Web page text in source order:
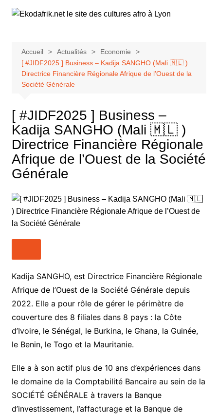
Accueil Actualités
Economie
[ #JIDF2025 ] Business – Kadija SANGHO (Mali 🇲🇱 )
Directrice Financière Régionale Afrique de l’Ouest de la
Société Générale
[ #JIDF2025 ] Business –
Kadija SANGHO (Mali 🇲🇱 )
Directrice Financière Régionale
Afrique de l’Ouest de la Société
Générale
Kadija SANGHO, est Directrice Financière Régionale
Afrique de l’Ouest de la Société Générale depuis
2022. Elle a pour rôle de gérer le périmètre de
couverture des 8 filiales dans 8 pays : la Côte
d’Ivoire, le Sénégal, le Burkina, le Ghana, la Guinée,
le Benin, le Togo et la Mauritanie.
Elle a à son actif plus de 10 ans d’expériences dans
le domaine de la Comptabilité Bancaire au sein de la
SOCIÉTÉ GÉNÉRALE à travers la Banque
d’investissement, l’affacturage et la Banque de